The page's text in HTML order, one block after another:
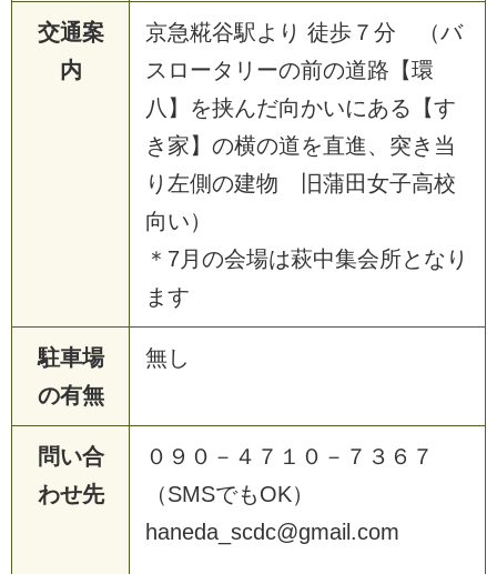
交通案
内
京急糀谷駅より 徒歩７分 （バ
スロータリーの前の道路【環
八】を挟んだ向かいにある【す
き家】の横の道を直進、突き当
り左側の建物 旧蒲田女子高校
向い）
＊7月の会場は萩中集会所となり
ます
駐車場
の有無
無し
問い合
わせ先
０９０－４７１０－７３６７
（SMSでもOK）
haneda_scdc@gmail.com